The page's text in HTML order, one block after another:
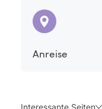
Anreise
Interessante Seiten